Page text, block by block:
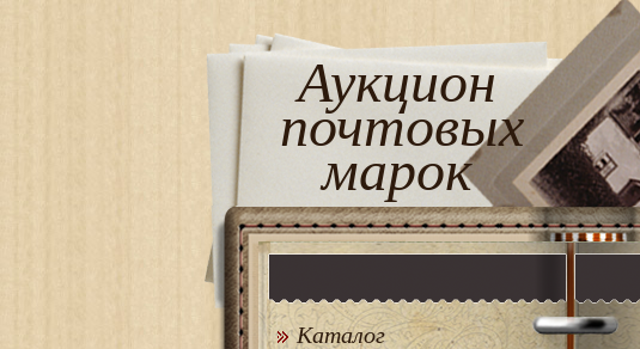
Аукцион
почтовых
марок
Каталог